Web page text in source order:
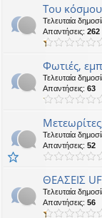
Του
Τελευταία
Απαντήσεις: 262
Φωτιές,
Τελευταία
Απαντήσεις: 63
Τελευταία
Απαντήσεις: 52
ΘΕΑΣΕΙΣ
Τελευταία
Απαντήσεις: 56